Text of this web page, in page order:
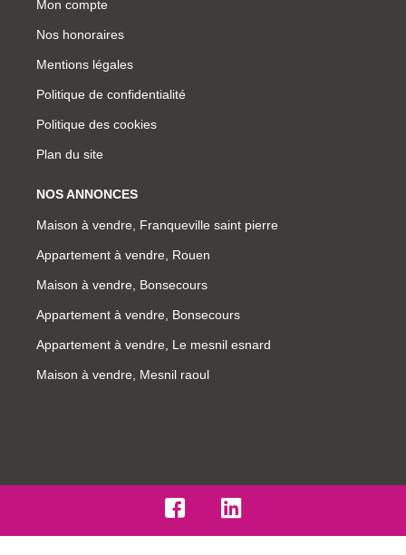
Mon compte
Nos honoraires
Mentions légales
Politique de confidentialité
Politique des cookies
Plan du site
NOS ANNONCES
Maison à vendre, Franqueville saint pierre
Appartement à vendre, Rouen
Maison à vendre, Bonsecours
Appartement à vendre, Bonsecours
Appartement à vendre, Le mesnil esnard
Maison à vendre, Mesnil raoul